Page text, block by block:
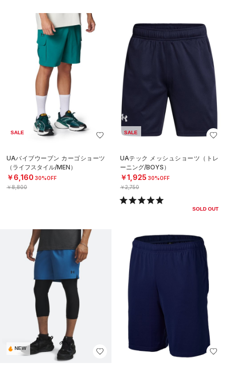
SALE
UAバイブウーブン カーゴショーツ
（ライフスタイル/MEN）
￥6,160 30%OFF
￥8,800
SALE
UAテック メッシュショーツ（トレ
ーニング/BOYS）
￥1,925 30%OFF
￥2,750
SOLD OUT
NEW